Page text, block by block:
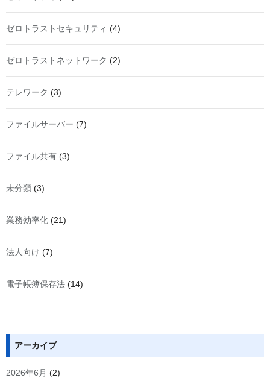
ゼロトラストセキュリティ (4)
ゼロトラストネットワーク (2)
テレワーク (3)
ファイルサーバー (7)
ファイル共有 (3)
未分類 (3)
業務効率化 (21)
法人向け (7)
電子帳簿保存法 (14)
アーカイブ
2026年6月 (2)